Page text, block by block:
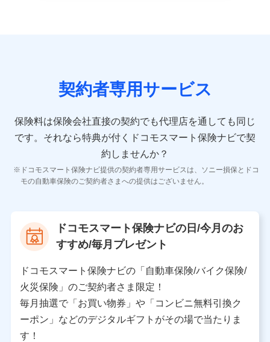
険契約に関する情報。例として、保険契約者及び被保険
者の氏名、住所、生年月日、性別、保険契約者と被保険
報、建物の構造や築年数などの情報、ペットの種類や年
齢などの情報などが含まれます。
【共同して利用する者の範囲】
当社
当社又は株式会社NTTドコモが提供する保険関連サービ
スにおけるユーザ登録受付および管理のため
を受けている保険会社・提携会社の保険その他に関する
情報を提供するため、また維持管理等の委託業務遂行の
ため、またそれらに付帯、関連する当社、株式会社NTT
ドコモおよび提携会社のサービスを案内、提供するため
（各サービスで取得したサービス利用履歴、ウェブサイ
トの閲覧履歴、購買履歴、ご契約内容等のパーソナルデ
ータを分析して、お客さまの趣味・嗜好・傾向に応じた
契約者専用サービス
保険料は保険会社直接の契約でも代理店を通しても同じ
です。 それなら特典が付くドコモスマート保険ナビで契
約しませんか？
ドコモスマート保険ナビ提供の契約者専用サービスは、ソニー損保とドコ
モの自動車保険のご契約者さまへの提供はございません。
ドコモスマート保険ナビの日/今月のお
すすめ/毎月プレゼント
ドコモスマート保険ナビの「自動車保険/バイク保険/
火災保険」のご契約者さま限定！
毎月抽選で「お買い物券」や「コンビニ無料引換ク
ーポン」などのデジタルギフトがその場で当たりま
す！